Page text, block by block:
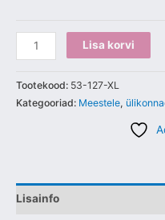
Lisa korvi
Tootekood: 53-127-XL
Kategooriad: Meestele,
Lisainfo